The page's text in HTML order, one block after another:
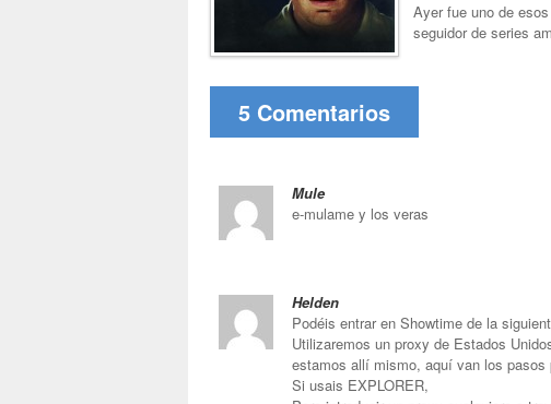
Ayer fue uno de
seguidor de series
5 Comentarios
Mule
e-mulame y los veras
Helden
Podéis entrar en Showtime de la
Utilizaremos un proxy de Estados
estamos allí mismo, aquí van los pasos
Si usais EXPLORER,